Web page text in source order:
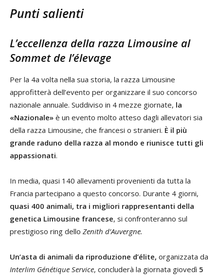
Punti salienti
L’eccellenza della razza Limousine al
Sommet de l’élevage
Per la 4a volta nella sua storia, la razza Limousine
approfitterà dell’evento per organizzare il suo concorso
nazionale annuale. Suddiviso in 4 mezze giornate, la
«Nazionale» è un evento molto atteso dagli allevatori sia
della razza Limousine, che francesi o stranieri. È il più
grande raduno della razza al mondo e riunisce tutti gli
appassionati.
In media, quasi 140 allevamenti provenienti da tutta la
Francia partecipano a questo concorso. Durante 4 giorni,
quasi 400 animali, tra i migliori rappresentanti della
genetica Limousine francese, si confronteranno sul
prestigioso ring dello Zenith d’Auvergne.
Un’asta di animali da riproduzione d’élite, organizzata da
Interlim Génétique Service, concluderà la giornata giovedì 5